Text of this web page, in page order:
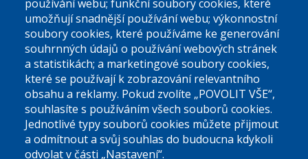
Úřední dny:
Po a St: 08.00-12.00; 13.00-18.00
Úřední hodiny
používání webu; funkční soubory cookies, které
umožňují snadnější používání webu; výkonnostní
soubory cookies, které používáme ke generování
souhrnných údajů o používání webových stránek
a statistikách; a marketingové soubory cookies,
které se používají k zobrazování relevantního
obsahu a reklamy. Pokud zvolíte „POVOLIT VŠE“,
souhlasíte s používáním všech souborů cookies.
Jednotlivé typy souborů cookies můžete přijmout
a odmítnout a svůj souhlas do budoucna kdykoli
odvolat v části „Nastavení“.